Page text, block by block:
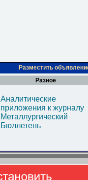
Разместить
Разное
Аналитические
приложения к журналу
Металлургический
Бюллетень